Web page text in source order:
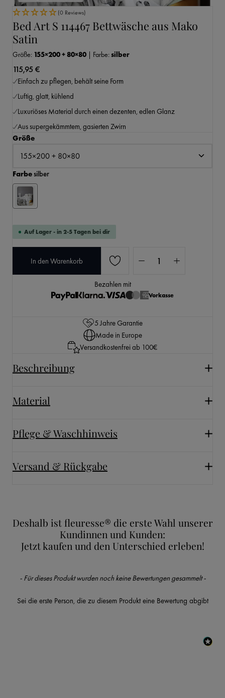
(0 Reviews)
Bed Art S 114467 Bettwäsche aus Mako
Satin
Größe: 155×200 + 80×80 | Farbe: silber
115,95 €
Einfach zu pflegen, behält seine Form
Luftig, glatt, kühlend
Luxuriöses Material durch einen dezenten, edlen Glanz
Aus supergekämmtem, gasierten Zwirn
Größeauswählen
Farbeauswählen
silber
Auf Lager - in 2-5 Tagen bei dir
In den Warenkorb
Bezahlen mit
Vorkasse
5 Jahre Garantie
Made in Europe
Versandkostenfrei ab 100€
Beschreibung
Material
Pflege & Waschhinweis
Versand & Rückgabe
Deshalb ist fleuresse® die erste Wahl unserer
Kundinnen und Kunden:
Jetzt kaufen und den Unterschied erleben!
- Für dieses Produkt wurden noch keine Bewertungen gesammelt -
Sei die erste Person, die zu diesem Produkt eine Bewertung abgibt
New content loaded